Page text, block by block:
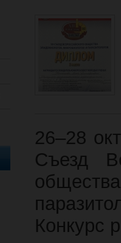
26–28
Съезд
Конкурс